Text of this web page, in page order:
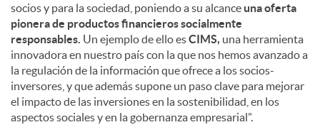
socios y para la sociedad, poniendo a su alcance una oferta
pionera de productos financieros socialmente
responsables. Un ejemplo de ello esCIMS, una herramienta
innovadora en nuestro país con la que nos hemos avanzado a
la regulación de la información que ofrece a los socios-
inversores, y que además supone un paso clave para mejorar
el impacto de las inversiones en la sostenibilidad, en los
aspectos sociales y en la gobernanza empresarial”.